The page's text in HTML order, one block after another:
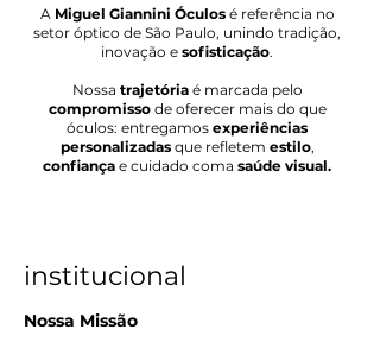
A Miguel Giannini Óculosé referência no
setor óptico de São Paulo, unindo tradição,
inovação e sofisticação.
Nossa trajetória é marcada pelo
compromisso de oferecer mais do que
óculos: entregamos experiências
personalizadas que refletem estilo,
confiança e cuidado coma saúde visual.
institucional
Nossa Missão